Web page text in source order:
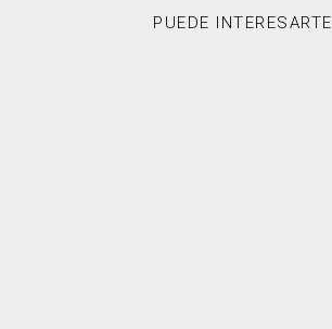
PUEDE INTERESARTE